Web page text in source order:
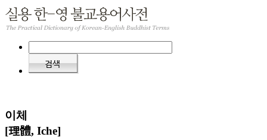
이체
[理體, Iche]